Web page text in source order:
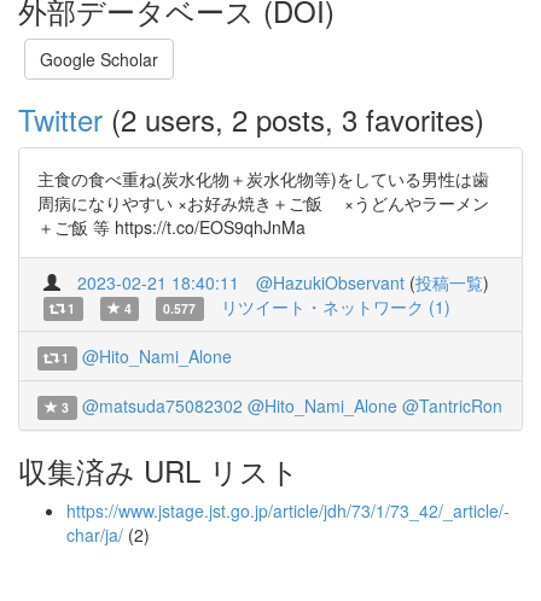
外部データベース (DOI)
Google Scholar
Twitter (2 users, 2 posts, 3 favorites)
主食の食べ重ね(炭水化物＋炭水化物等)をしている男性は歯
周病になりやすい ×お好み焼き＋ご飯 ×うどんやラーメン
＋ご飯 等 https://t.co/EOS9qhJnMa
2023-02-21 18:40:11 @HazukiObservant (投稿一覧)
1 4 0.577 リツイート・ネットワーク (1)
1 @Hito_Nami_Alone
3 @matsuda75082302 @Hito_Nami_Alone @TantricRon
収集済み URL リスト
https://www.jstage.jst.go.jp/article/jdh/73/1/73_42/_article/-
char/ja/ (2)